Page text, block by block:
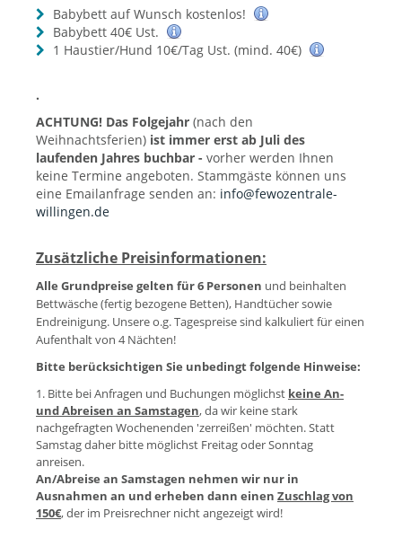
Babybett auf Wunsch kostenlos!
Babybett 40€ Ust.
1 Haustier/Hund 10€/Tag Ust. (mind. 40€)
.
ACHTUNG! Das Folgejahr (nach den
Weihnachtsferien) ist immer erst ab Juli des
laufenden Jahres buchbar - vorher werden Ihnen
keine Termine angeboten. Stammgäste können uns
eine Emailanfrage senden an: info@fewozentrale-
willingen.de
Zusätzliche Preisinformationen:
Alle Grundpreise gelten für 6 Personen und beinhalten
Bettwäsche (fertig bezogene Betten), Handtücher sowie
Endreinigung. Unsere o.g. Tagespreise sind kalkuliert für einen
Aufenthalt von 4 Nächten!
Bitte berücksichtigen Sie unbedingt folgende Hinweise:
1. Bitte bei Anfragen und Buchungen möglichst keine An-
und Abreisen an Samstagen, da wir keine stark
nachgefragten Wochenenden 'zerreißen' möchten. Statt
Samstag daher bitte möglichst Freitag oder Sonntag
anreisen.
An/Abreise an Samstagen nehmen wir nur in
Ausnahmen an und erheben dann einen Zuschlag von
150€, der im Preisrechner nicht angezeigt wird!